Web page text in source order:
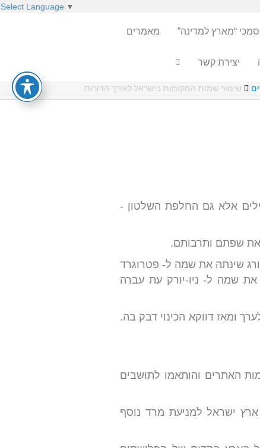
Select Language ▼
“מארץ למדינה” מאמרים
יצירת קשר
שימור שמות המקומות בישראל לאורך הדורות
אלא גם החלפת השלטון -
שפתם ותרבותם.
שינתה את שמה ל- פטרוגרד
ב-1991. ניו-אמסטרדם החליפה את שמה ל- ניו-יורק עת עברה
– העיר כָּלַח האשורית קיבלה את הכינוי תל נמרוד (על שם נמרוד המקראי) ב-1766 לערך ומאז דווקא הכינוי דבק בה.
האתרים והותאמו לתושבים
ישראל למניעת מרד נוסף